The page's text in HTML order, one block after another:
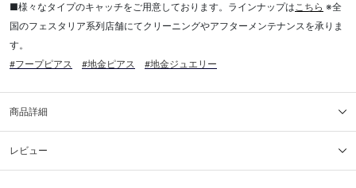
■様々なタイプのキャッチをご用意しております。ラインナップは こちら ※全
国のフェスタリア系列店舗にてクリーニングやアフターメンテナンスを承りま
す。
#フープピアス
#地金ピアス #地金ジュエリー
商品詳細
レビュー